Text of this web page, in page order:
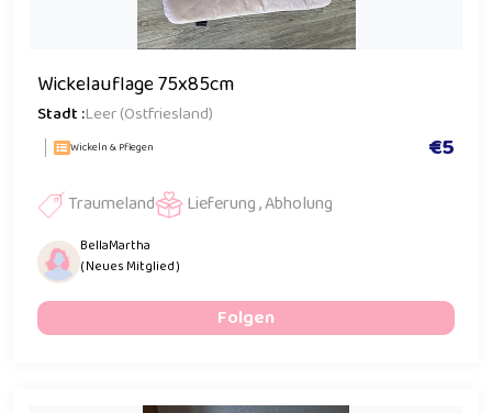
Wickelauflage 75x85cm
Stadt :Leer (Ostfriesland)
Wickeln & Pflegen €5
Traumeland Lieferung , Abholung
BellaMartha
( Neues Mitglied )
Folgen